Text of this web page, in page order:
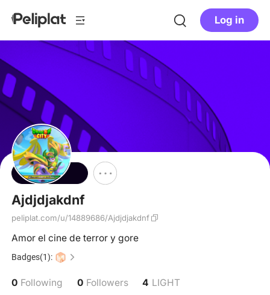
Log in
Follow
Ajdjdjakdnf
peliplat.com/u/14889686/Ajdjdjakdnf
Amor el cine de terror y gore
Badges(1):
0 Following 0 Followers 4 LIGHT